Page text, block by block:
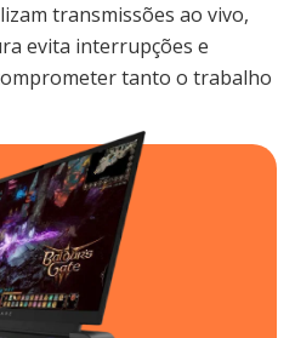
transmissões ao vivo,
evita interrupções e
tanto o trabalho